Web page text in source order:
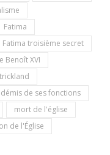
Fatima
Fatima troisième secret
Benoît XVI
de ses fonctions
mort de l'église
de l'Église